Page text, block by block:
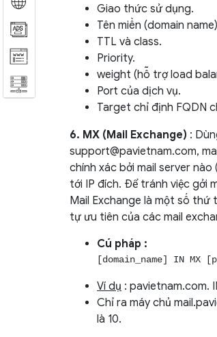
Giao thức sử dụng.
Tên miền (domain
TTL và class.
Priority.
weight (hỗ trợ load
Port của dịch vụ.
Target chỉ định FQDN
6. MX (Mail Exchange) :
support@pavietnam.com,
chính xác bởi mail server
tới IP đích. Để tránh việc gởi
Mail Exchange là một số
tự ưu tiên của các mail
Cú pháp :
[domain_name] IN
Ví dụ : pavietnam.com.
Chỉ ra máy chủ
là 10.